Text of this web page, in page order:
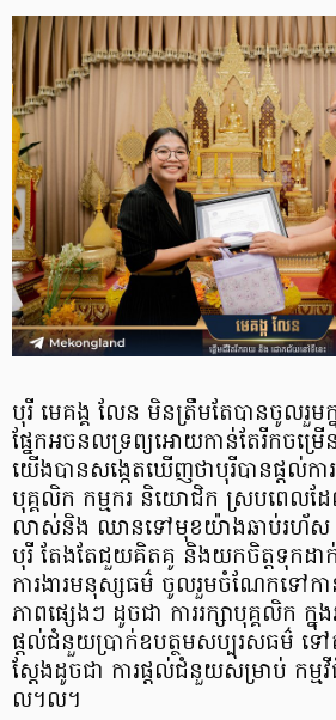
បុរី មេគង្គ លែន មិនត្រឹមតែបានចូលរួមក្
ផ្នែកអចនលទ្រព្យអោយកាន់តែរីកចម្រើ
យើងបានសង្កេតឃើញថាបុរីបានផ្តល់កា
បុគ្គលិក កម្មករ និយោជិក ស្របពេលដ
លាស់និង ឈានទៅមុខយ៉ាងឆាប់រហ័ស
បុរី តែងតែជួយគិតគូ និងយកចិត្តទុកដា
ការងារមនុស្សធម៌ ចូលរួមចំណែកទៅកាន់
ភាពផ្សេងៗ ដូចជា ការរក្សាបុគ្គលិក ក្
ផ្តល់ជំនួយប្រាក់ឧបត្ថមសប្បុរសធម៌ ទៅ
ស្តែងដូចជា ការផ្តល់ជំនួយសម្រាប់ កម្មវី
ល។ល។